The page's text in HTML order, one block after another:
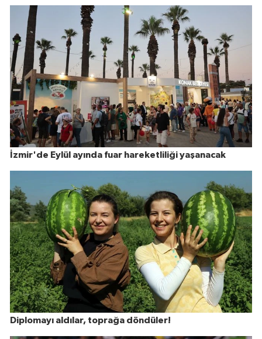
İzmir'de Eylül ayında fuar hareketliliği yaşanacak
Diplomayı aldılar, toprağa döndüler!